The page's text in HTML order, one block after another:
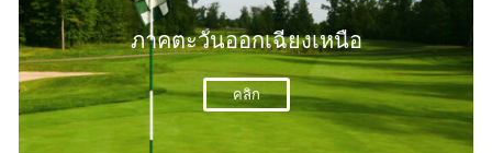
ภาคตะวันออกเฉียงเหนือ
คลิก